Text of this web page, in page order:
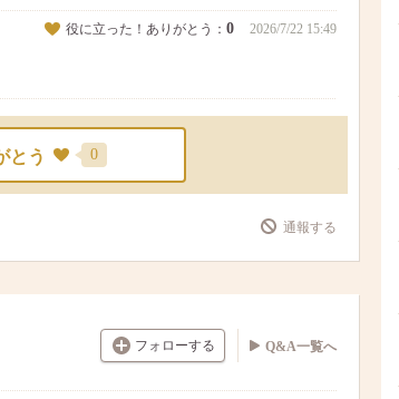
役に立った！ありがとう： 0 2026/7/22 15:49
とう 0
通報する
フォローする Q&A一覧へ